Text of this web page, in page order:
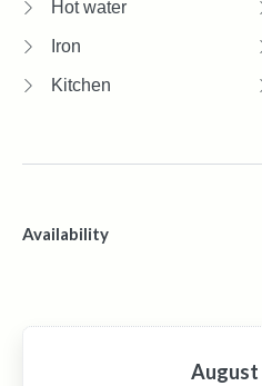
Hot water
Iron
Kitchen
Availability
August